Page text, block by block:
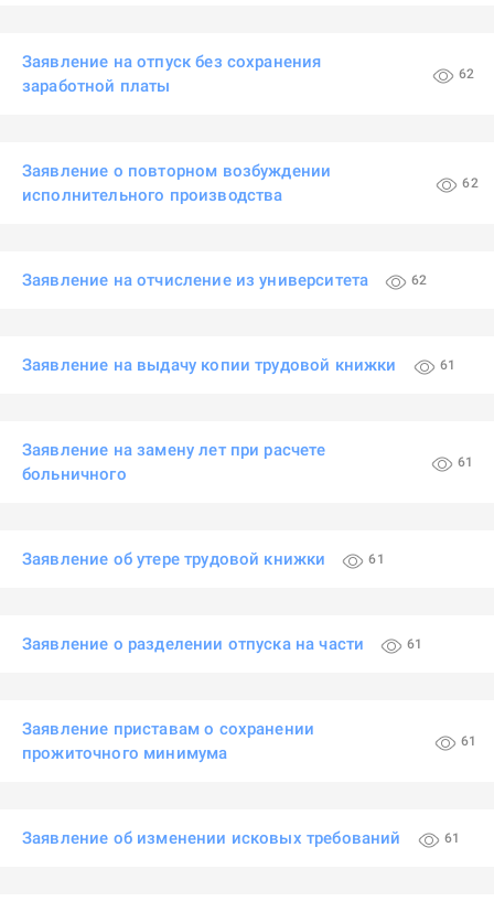
Заявление на отпуск без сохранения
заработной платы
62
Заявление о повторном возбуждении
исполнительного производства
62
Заявление на отчисление из университета 62
Заявление на выдачу копии трудовой книжки 61
Заявление на замену лет при расчете
больничного
61
Заявление об утере трудовой книжки 61
Заявление о разделении отпуска на части 61
Заявление приставам о сохранении
прожиточного минимума
61
Заявление об изменении исковых требований 61